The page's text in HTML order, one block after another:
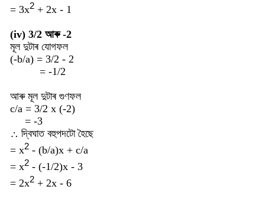
= 3x2 + 2x - 1
(iv) 3/2 আৰু -2
মূল দুটাৰ যোগফল
(-b/a) = 3/2 - 2
= -1/2
আৰু মূল দুটাৰ গুণফল
c/a = 3/2 x (-2)
= -3
∴ দ্বিঘাত বহুপদটো হৈছে
= x2 - (b/a)x + c/a
= x2 - (-1/2)x - 3
= 2x2 + 2x - 6